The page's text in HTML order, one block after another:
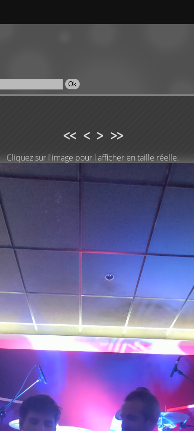
<< < > >>
Cliquez sur l'image pour l'afficher en taille réelle.